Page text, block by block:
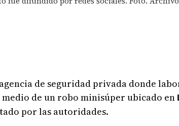
de seguridad privada donde
de un robo minisúper ubicado en
por las autoridades.